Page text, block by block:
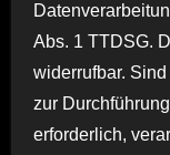
Abs. 1 TTDSG.
widerrufbar.
zur
erforderlich,